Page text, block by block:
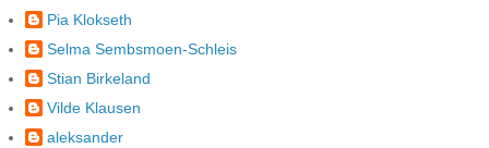
Pia Klokseth
Selma Sembsmoen-Schleis
Stian Birkeland
Vilde Klausen
aleksander